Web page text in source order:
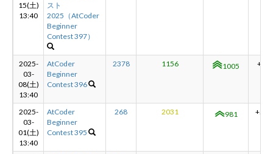
15(土)
13:40
スト
2025（AtCoder
Beginner
Contest 397）
2025-
03-
08(土)
13:40
AtCoder
Beginner
Contest 396
2378 1156 1005 +24
2025-
03-
01(土)
13:40
AtCoder
Beginner
Contest 395
268 2031 981 +519